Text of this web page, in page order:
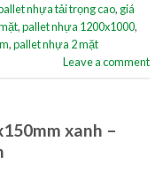
nhựa tải trọng cao, giá
,pallet nhựa 1200x1000,
,pallet nhựa 2 mặt
Leave a comment
xanh –